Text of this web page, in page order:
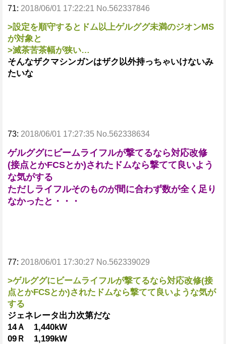
71: 2018/06/01 17:22:21 No.562337846
>設定を順守するとドム以上ゲルググ未満のジオンMS
が対象と
>滅茶苦茶幅が狭い…
そんなザクマシンガンはザク以外持っちゃいけないみ
たいな
73: 2018/06/01 17:27:35 No.562338634
ゲルググにビームライフルが撃てるなら対応改修
(接点とかFCSとか)されたドムなら撃てて良いよう
な気がする
ただしライフルそのものが間に合わず数が全く足り
なかったと・・・
77: 2018/06/01 17:30:27 No.562339029
>ゲルググにビームライフルが撃てるなら対応改修(接
点とかFCSとか)されたドムなら撃てて良いような気が
する
ジェネレータ出力次第だな
14Ａ 1,440kW
09Ｒ 1,199kW